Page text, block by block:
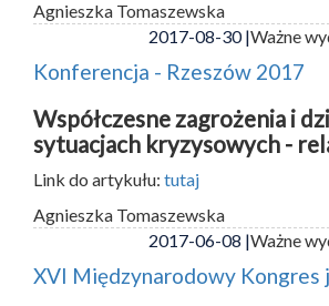
Agnieszka Tomaszewska
2017-08-30 |Ważne
Konferencja - Rzeszów 2017
Współczesne zagrożenia i
sytuacjach kryzysowych -
Link do artykułu: tutaj
Agnieszka Tomaszewska
2017-06-08 |Ważne
XVI Międzynarodowy Kongres